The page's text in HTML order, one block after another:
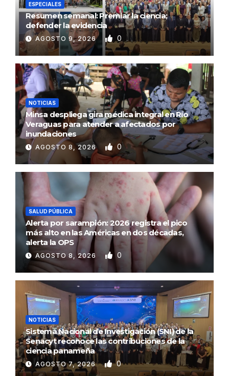
ESPECIALES
Resumen semanal: Premiar la ciencia;
defender la evidencia
AGOSTO 9, 2026 0
NOTICIAS
Minsa despliega gira médica integral en Río
Veraguas para atender a afectados por
inundaciones
AGOSTO 8, 2026 0
SALUD PÚBLICA
Alerta por sarampión: 2026 registra el pico
más alto en las Américas en dos décadas,
alerta la OPS
AGOSTO 8, 2026 0
NOTICIAS
Sistema Nacional de Investigación (SNI) de la
Senacyt reconoce las contribuciones de la
ciencia panameña
AGOSTO 7, 2026 0